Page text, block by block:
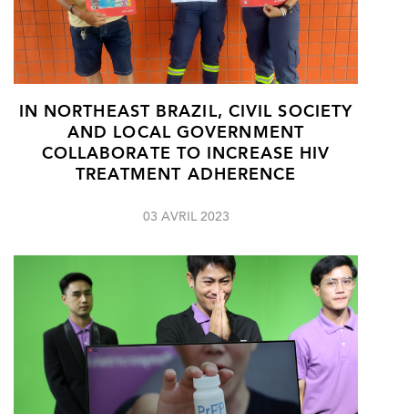
IN NORTHEAST BRAZIL, CIVIL SOCIETY
AND LOCAL GOVERNMENT
COLLABORATE TO INCREASE HIV
TREATMENT ADHERENCE
03 AVRIL 2023